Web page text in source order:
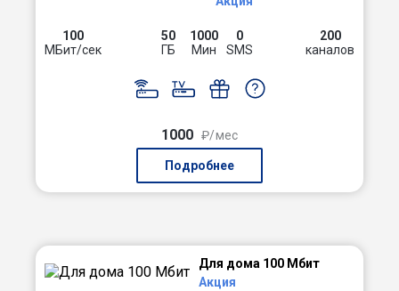
100
МБит/сек
50
ГБ
1000
Мин
0
SMS
200
каналов
1000 ₽/мес
Подробнее
Для дома 100 Мбит
Акция